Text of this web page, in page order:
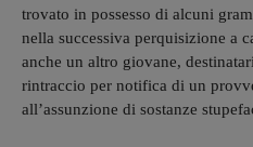
trovato in possesso di alcuni
nella successiva perquisizione a
anche un altro giovane,
rintraccio per notifica di un
all’assunzione di sostanze